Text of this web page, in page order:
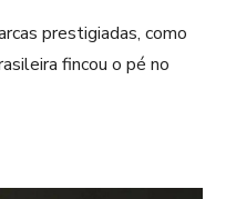
prestigiadas, como
fincou o pé no